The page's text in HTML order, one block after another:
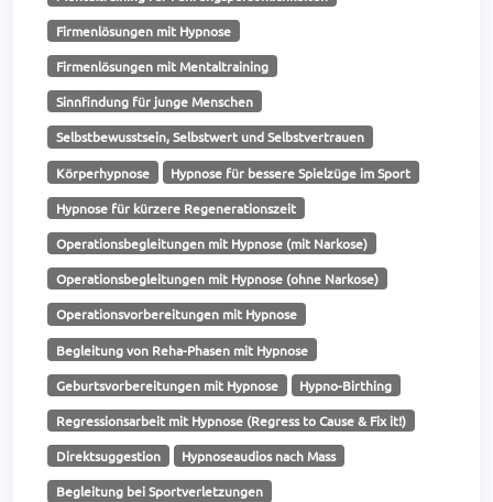
Firmenlösungen mit Hypnose
Firmenlösungen mit Mentaltraining
Sinnfindung für junge Menschen
Selbstbewusstsein, Selbstwert und Selbstvertrauen
Körperhypnose Hypnose für bessere Spielzüge im Sport
Hypnose für kürzere Regenerationszeit
Operationsbegleitungen mit Hypnose (mit Narkose)
Operationsbegleitungen mit Hypnose (ohne Narkose)
Operationsvorbereitungen mit Hypnose
Begleitung von Reha-Phasen mit Hypnose
Geburtsvorbereitungen mit Hypnose Hypno-Birthing
Regressionsarbeit mit Hypnose (Regress to Cause & Fix it!)
Direktsuggestion Hypnoseaudios nach Mass
Begleitung bei Sportverletzungen